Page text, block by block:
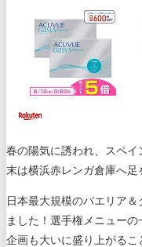
春の陽気に誘われ、スペイ
末は横浜赤レンガ倉庫へ足
日本最大規模のパエリア
ました！選手権メニュー
企画も大いに盛り上がるこ